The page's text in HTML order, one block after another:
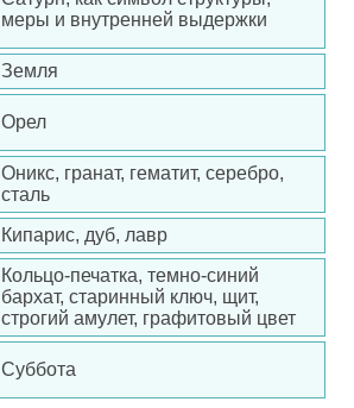
меры и внутренней выдержки
Земля
Орел
Оникс, гранат, гематит, серебро,
сталь
Кипарис, дуб, лавр
Кольцо-печатка, темно-синий
бархат, старинный ключ, щит,
строгий амулет, графитовый цвет
Суббота